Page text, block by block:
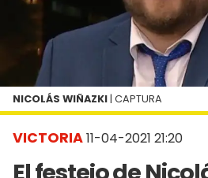
VICTORIA11-04-2021 21:20
NICOLÁS WIÑAZKI | CAPTURA